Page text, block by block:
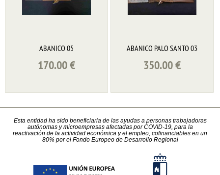
ABANICO 05
170.00€
ABANICO PALO SANTO 03
350.00€
Esta entidad ha sido beneficiaria de las ayudas a personas trabajadoras
autónomas y microempresas afectadas por COVID-19, para la
reactivación de la actividad económica y el empleo, cofinanciables en un
80% por el Fondo Europeo de Desarrollo Regional